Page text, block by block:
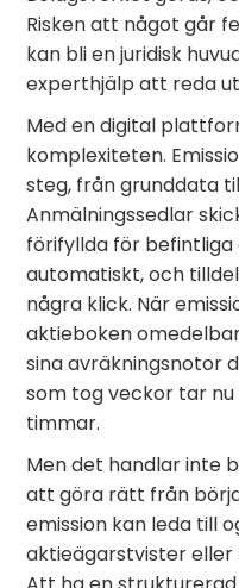
Risken att något går
kan bli en juridisk
experthjälp att reda
Med en digital
komplexiteten.
steg, från grunddata
Anmälningssedlar
förifyllda för befintliga
automatiskt, och
några klick. När
aktieboken
sina avräkningsnotor
som tog veckor tar
timmar.
Men det handlar inte
att göra rätt från
emission kan leda till
aktieägarstvister